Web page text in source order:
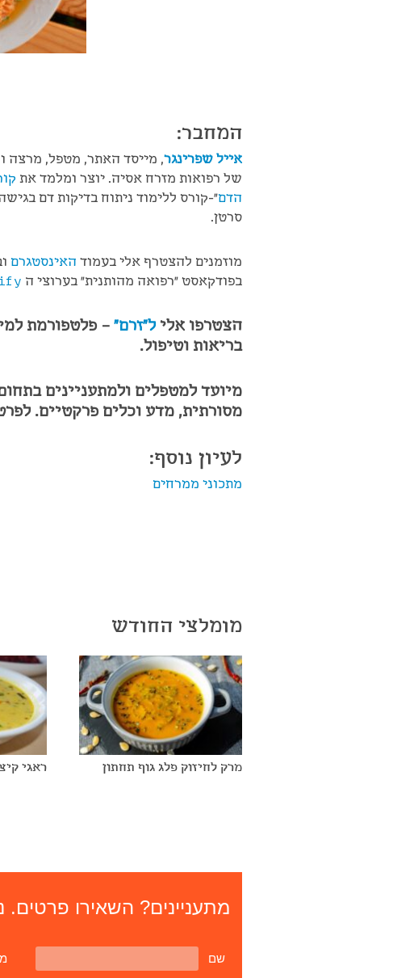
המחבר:
אייל שפרינגר, מייסד האתר, מטפל, מרצה
של רפואות מזרח אסיה. יוצר ומלמד את
הדם"-קורס ללימוד ניתוח בדיקות דם
סרטן.
מוזמנים להצטרף אלי בעמוד האינסטגרם
בפודקאסט "רפואה מהותנית" בערוצי ה
הצטרפו אלי ל"זרם" – פלטפורמת
בריאות וטיפול.
מיועד למטפלים ולמתעניינים
מסורתית, מדע וכלים פרקטיים.
לעיון נוסף:
מתכוני ממרחים
מומלצי החודש
מרק לחיזוק פלג גוף תחתון ראגי
מתעניינים? השאירו פרטים.
שם